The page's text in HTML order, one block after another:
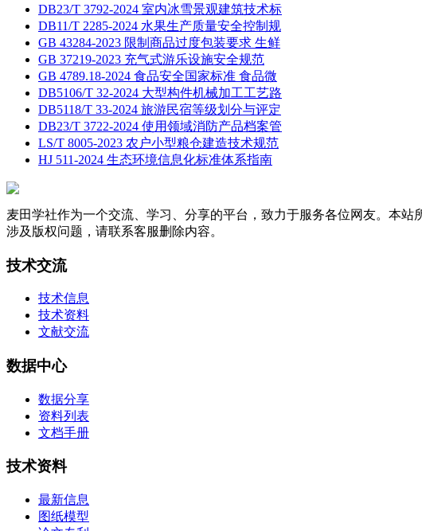
DB23/T 3792-2024 室内冰雪景观建筑技术标
DB11/T 2285-2024 水果生产质量安全控制规
GB 43284-2023 限制商品过度包装要求 生鲜
GB 37219-2023 充气式游乐设施安全规范
GB 4789.18-2024 食品安全国家标准 食品微
DB5106/T 32-2024 大型构件机械加工工艺路
DB5118/T 33-2024 旅游民宿等级划分与评定
DB23/T 3722-2024 使用领域消防产品档案管
LS/T 8005-2023 农户小型粮仓建造技术规范
HJ 511-2024 生态环境信息化标准体系指南
麦田学社作为一个交流、学习、分享的平台，致力于服务各位网友。本
涉及版权问题，请联系客服删除内容。
技术交流
技术信息
技术资料
文献交流
数据中心
数据分享
资料列表
文档手册
技术资料
最新信息
图纸模型